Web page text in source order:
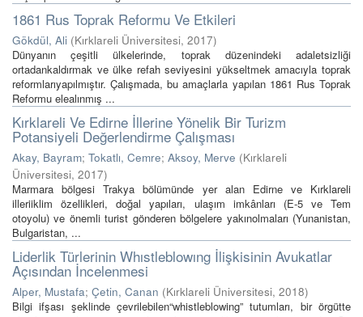
1861 Rus Toprak Reformu Ve Etkileri
Gökdül, Ali (Kırklareli Üniversitesi, 2017)
Dünyanın çeşitli ülkelerinde, toprak düzenindeki adaletsizliği
ortadankaldırmak ve ülke refah seviyesini yükseltmek amacıyla toprak
reformlarıyapılmıştır. Çalışmada, bu amaçlarla yapılan 1861 Rus Toprak
Reformu elealınmış ...
Kırklareli Ve Edirne İllerine Yönelik Bir Turizm
Potansiyeli Değerlendirme Çalışması
Akay, Bayram; Tokatlı, Cemre; Aksoy, Merve (Kırklareli
Üniversitesi, 2017)
Marmara bölgesi Trakya bölümünde yer alan Edirne ve Kırklareli
illeriiklim özellikleri, doğal yapıları, ulaşım imkânları (E-5 ve Tem
otoyolu) ve önemli turist gönderen bölgelere yakınolmaları (Yunanistan,
Bulgaristan, ...
Liderlik Türlerinin Whıstleblowıng İlişkisinin Avukatlar
Açısından İncelenmesi
Alper, Mustafa; Çetin, Canan (Kırklareli Üniversitesi, 2018)
Bilgi ifşası şeklinde çevrilebilen“whistleblowing” tutumları, bir örgütte